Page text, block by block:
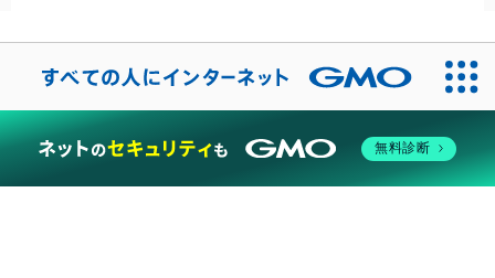
無料診断